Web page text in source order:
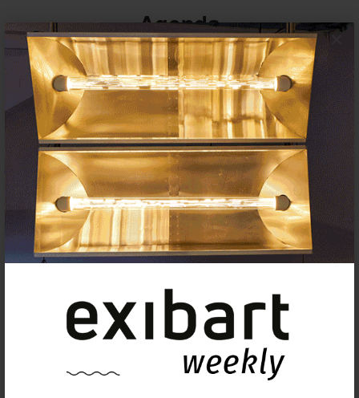
×
Agenda
Exposiciones, inauguraciones,
actividades.
¡Te ayudamos a encontrar el
evento que buscas !
Exposiciones y eventos
Eventos de hoy
En curso y futuros
Pasados, en curso y futuros
Incluir eventos web